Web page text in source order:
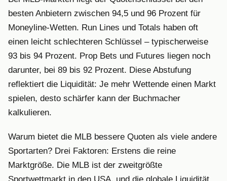
besten Anbietern zwischen 94,5 und 96 Prozent für
Moneyline-Wetten. Run Lines und Totals haben oft
einen leicht schlechteren Schlüssel – typischerweise
93 bis 94 Prozent. Prop Bets und Futures liegen noch
darunter, bei 89 bis 92 Prozent. Diese Abstufung
reflektiert die Liquidität: Je mehr Wettende einen Markt
spielen, desto schärfer kann der Buchmacher
kalkulieren.
Warum bietet die MLB bessere Quoten als viele andere
Sportarten? Drei Faktoren: Erstens die reine
Marktgröße. Die MLB ist der zweitgrößte